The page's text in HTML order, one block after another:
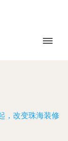
，改变珠海装修